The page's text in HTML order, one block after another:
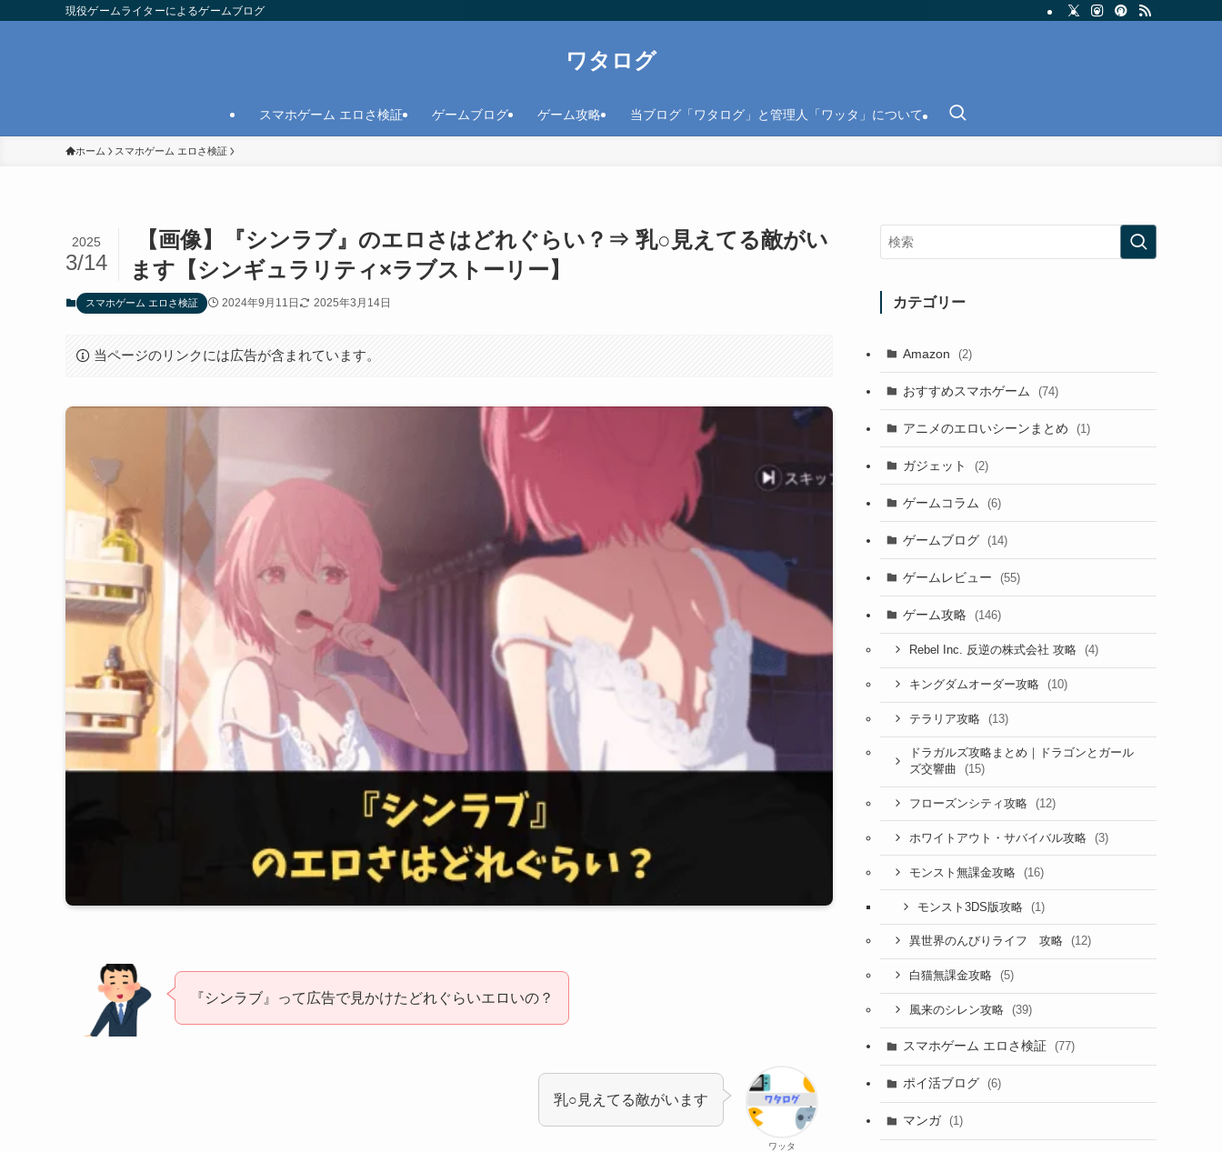
現役ゲームライターによるゲームブログ
ワタログ
スマホゲーム エロさ検証 ゲームブログ ゲーム攻略 当ブログ「ワタログ」と管理人「ワッタ」について
ホーム スマホゲーム エロさ検証
【画像】『シンラブ』のエロさはどれぐらい？⇒ 乳○見えてる敵がい
ます【シンギュラリティ×ラブストーリー】
2025
3/14
スマホゲーム エロさ検証 2024年9月11日 2025年3月14日
当ページのリンクには広告が含まれています。
『シンラブ』って広告で見かけたどれぐらいエロいの？
ワッタ
乳○見えてる敵がいます
カテゴリー
Amazon (2)
おすすめスマホゲーム (74)
アニメのエロいシーンまとめ (1)
ガジェット (2)
ゲームコラム (6)
ゲームブログ (14)
ゲームレビュー (55)
ゲーム攻略 (146)
Rebel Inc. 反逆の株式会社 攻略 (4)
キングダムオーダー攻略 (10)
テラリア攻略 (13)
ドラガルズ攻略まとめ｜ドラゴンとガール
ズ交響曲
(15)
フローズンシティ攻略 (12)
ホワイトアウト・サバイバル攻略 (3)
モンスト無課金攻略 (16)
モンスト3DS版攻略 (1)
異世界のんびりライフ 攻略 (12)
白猫無課金攻略 (5)
風来のシレン攻略 (39)
スマホゲーム エロさ検証 (77)
ポイ活ブログ (6)
マンガ (1)